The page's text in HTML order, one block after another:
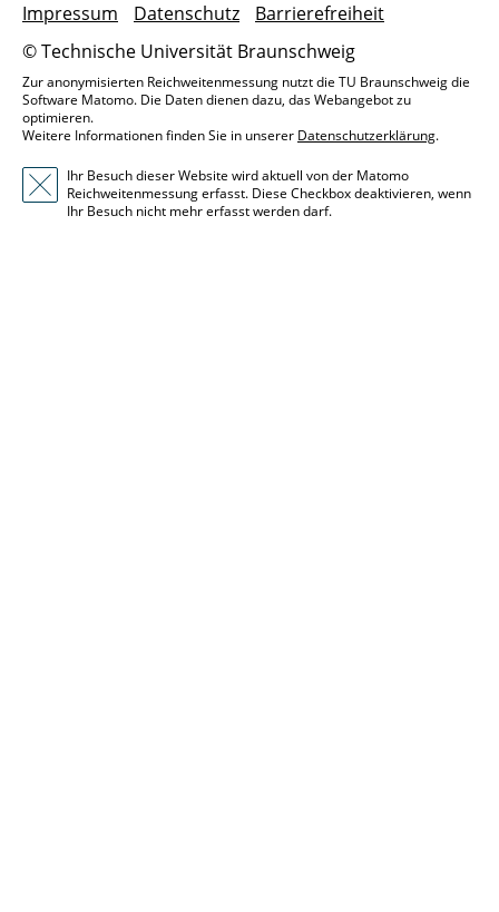
© Technische Universität Braunschweig
Impressum Datenschutz Barrierefreiheit
Zur anonymisierten Reichweitenmessung nutzt die TU Braunschweig die
Software Matomo. Die Daten dienen dazu, das Webangebot zu
optimieren.
Weitere Informationen finden Sie in unserer Datenschutzerklärung.
Ihr Besuch dieser Website wird aktuell von der Matomo
Reichweitenmessung erfasst. Diese Checkbox deaktivieren, wenn
Ihr Besuch nicht mehr erfasst werden darf.